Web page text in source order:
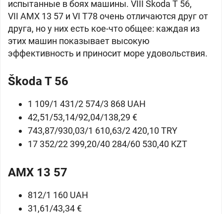
испытанные в боях машины. VIII Škoda T 56,
VII AMX 13 57 и VI T78 очень отличаются друг от
друга, но у них есть кое-что общее: каждая из
этих машин показывает высокую
эффективность и приносит море удовольствия.
Škoda T 56
1 109/1 431/2 574/3 868 UAH
42,51/53,14/92,04/138,29 €
743,87/930,03/1 610,63/2 420,10 TRY
17 352/22 399,20/40 284/60 530,40 KZT
AMX 13 57
812/1 160 UAH
31,61/43,34 €